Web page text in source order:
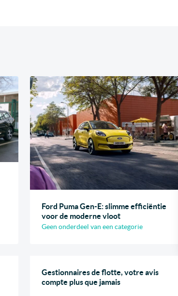
Ford Puma Gen-E: slimme efficiëntie
voor de moderne vloot
Geen onderdeel van een categorie
Gestionnaires de flotte, votre avis
compte plus que jamais